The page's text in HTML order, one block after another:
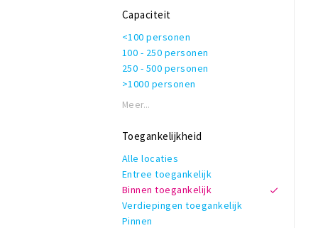
Rolstoeltoegankelijk
Invalidentoilet
Kindvriendelijk
Private dining
Rookruimte
Reserveren mogelijk
Terras of binnentuin
WiFi
Capaciteit
<100 personen
100 - 250 personen
250 - 500 personen
>1000 personen
Meer...
Toegankelijkheid
Alle locaties
Entree toegankelijk
Binnen toegankelijk
Verdiepingen toegankelijk
Pinnen